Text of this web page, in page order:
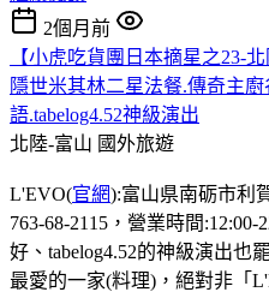
2個月前
【小虎吃貨團日本摘星之23-
隱世米其林二星法餐.傳奇主
語.tabelog4.52神級演出
北陸-富山 國外旅遊
L'EVO(官網):富山県南砺市利
763-68-2115，營業時間
好、tabelog4.52的神級演出也
最愛的一家(料理)，絕對非「